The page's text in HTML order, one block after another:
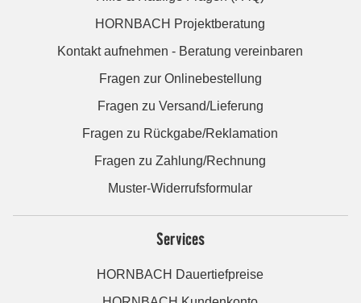
HORNBACH Projektberatung
Kontakt aufnehmen - Beratung vereinbaren
Fragen zur Onlinebestellung
Fragen zu Versand/Lieferung
Fragen zu Rückgabe/Reklamation
Fragen zu Zahlung/Rechnung
Muster-Widerrufsformular
Services
HORNBACH Dauertiefpreise